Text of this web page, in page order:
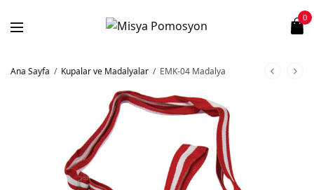
0
Ana Sayfa / Kupalar ve Madalyalar / EMK-04 Madalya